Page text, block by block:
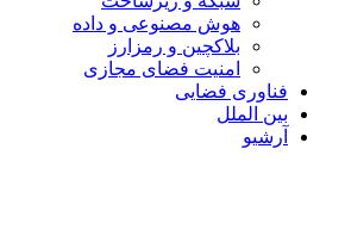
هوش مصنوعی و داده
بلاکچین و رمزارز
امنیت فضای مجازی
فناوری فضایی
بین الملل
آرشیو